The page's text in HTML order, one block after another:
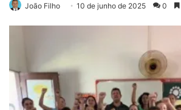
João Filho 10 de junho de 2025 0